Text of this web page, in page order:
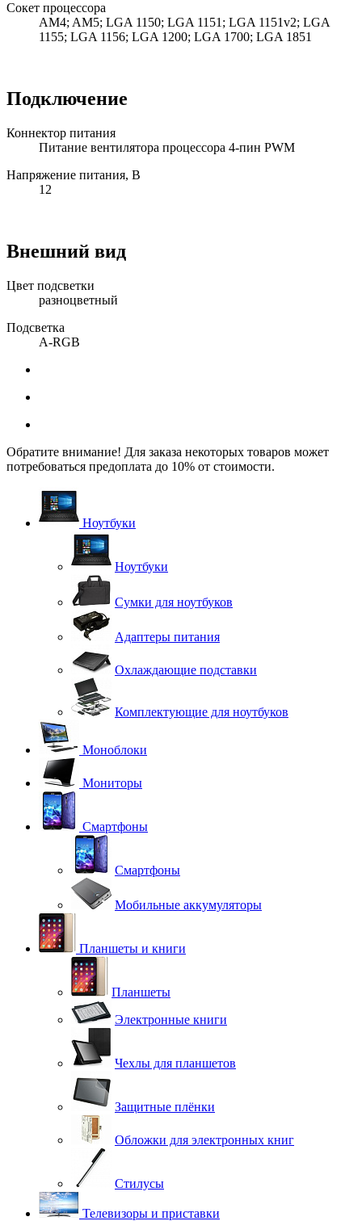
Сокет процессора
AM4; AM5; LGA 1150; LGA 1151; LGA 1151v2; LGA
1155; LGA 1156; LGA 1200; LGA 1700; LGA 1851
Подключение
Коннектор питания
Питание вентилятора процессора 4-пин PWM
Напряжение питания, В
12
Внешний вид
Цвет подсветки
разноцветный
Подсветка
A-RGB
Обратите внимание! Для заказа некоторых товаров может
потребоваться предоплата до 10% от стоимости.
Ноутбуки
Ноутбуки
Сумки для ноутбуков
Адаптеры питания
Охлаждающие подставки
Комплектующие для ноутбуков
Моноблоки
Мониторы
Смартфоны
Смартфоны
Мобильные аккумуляторы
Планшеты и книги
Планшеты
Электронные книги
Чехлы для планшетов
Защитные плёнки
Обложки для электронных книг
Стилусы
Телевизоры и приставки